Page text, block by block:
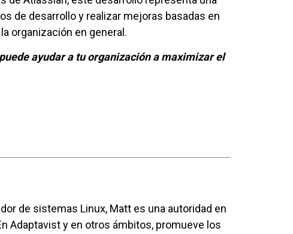
de desarrollo y realizar mejoras basadas en
organización en general.
ayudar a tu organización a maximizar el
de sistemas Linux, Matt es una autoridad en
Adaptavist y en otros ámbitos, promueve los